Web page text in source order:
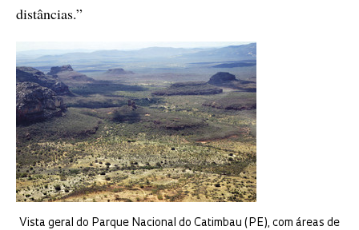
distâncias.”
Vista geral do Parque Nacional do Catimbau (PE), com áreas de